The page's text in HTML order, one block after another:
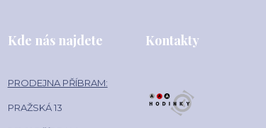
Kde nás najdete
PRODEJNA PŘÍBRAM:
PRAŽSKÁ 13
Kontakty